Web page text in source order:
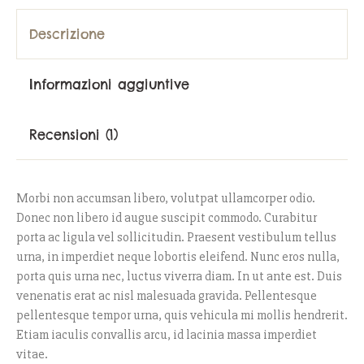
Descrizione
Informazioni aggiuntive
Recensioni (1)
Morbi non accumsan libero, volutpat ullamcorper odio.
Donec non libero id augue suscipit commodo. Curabitur
porta ac ligula vel sollicitudin. Praesent vestibulum tellus
urna, in imperdiet neque lobortis eleifend. Nunc eros nulla,
porta quis urna nec, luctus viverra diam. In ut ante est. Duis
venenatis erat ac nisl malesuada gravida. Pellentesque
pellentesque tempor urna, quis vehicula mi mollis hendrerit.
Etiam iaculis convallis arcu, id lacinia massa imperdiet
vitae.